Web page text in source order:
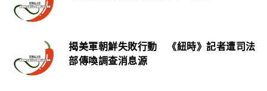
揭美軍朝鮮失敗行動 《紐時》記者遭司法
部傳喚調查消息源